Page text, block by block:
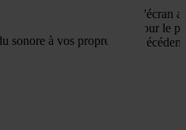
sonore à vos propres
L'écran
pour le